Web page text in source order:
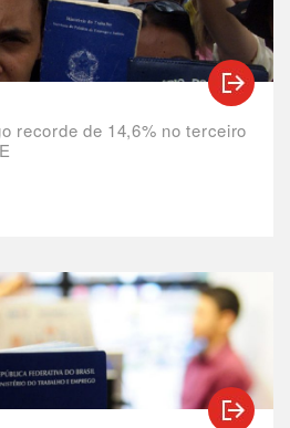
recorde de 14,6% no terceiro